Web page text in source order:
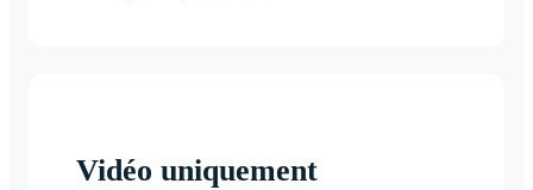
Vidéo uniquement